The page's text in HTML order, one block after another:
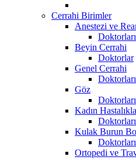
Cerrahi Birimler
Anestezi ve
Beyin Cerrahi
Doktorlar
Genel Cerrahi
Göz
Kadın
Kulak Burun
Ortopedi ve